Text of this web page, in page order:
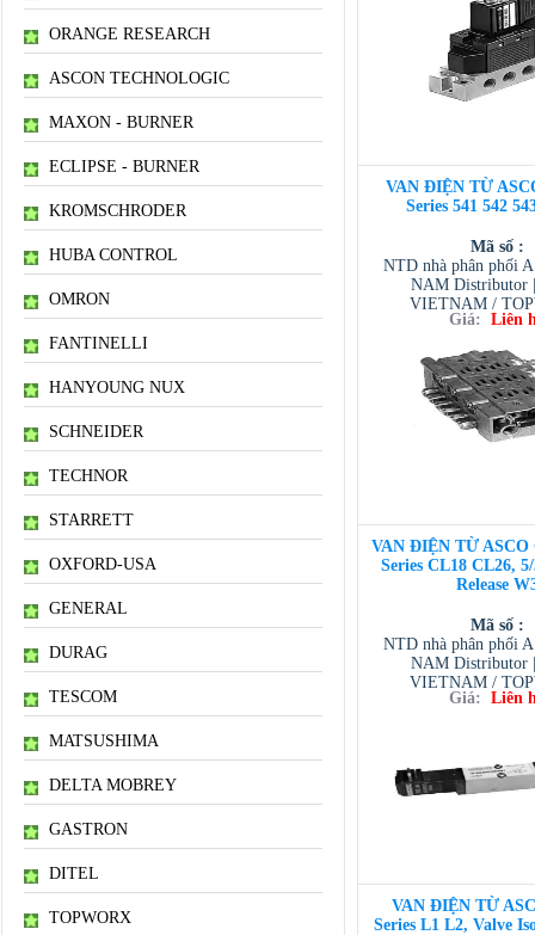
ORANGE RESEARCH
ASCON TECHNOLOGIC
MAXON - BURNER
ECLIPSE - BURNER
KROMSCHRODER
HUBA CONTROL
OMRON
FANTINELLI
HANYOUNG NUX
SCHNEIDER
TECHNOR
STARRETT
OXFORD-USA
GENERAL
DURAG
TESCOM
MATSUSHIMA
DELTA MOBREY
GASTRON
DITEL
TOPWORX
VAN ĐIỆN TỪ
Series 541 542
Mã số :
NTD nhà phân phối
NAM Distributor
VIETNAM /
VIETNAM /Giá: Liên
VAN ĐIỆN TỪ ASCO
Series CL18 CL26,
Release
Mã số :
NTD nhà phân phối
NAM Distributor
VIETNAM /
VIETNAM /Giá: Liên
VAN ĐIỆN TỪ
Series L1 L2, Valve